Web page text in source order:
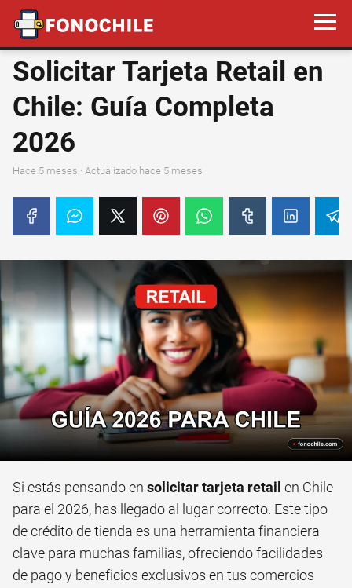
Solicitar Tarjeta Retail en
Chile: Guía Completa
2026
hace 5 meses · Actualizado hace 5 meses
Si estás pensando en solicitar tarjeta retail en Chile
para el 2026, has llegado al lugar correcto. Este tipo
de crédito de tienda es una herramienta financiera
clave para muchas familias, ofreciendo facilidades
de pago y beneficios exclusivos en tus comercios